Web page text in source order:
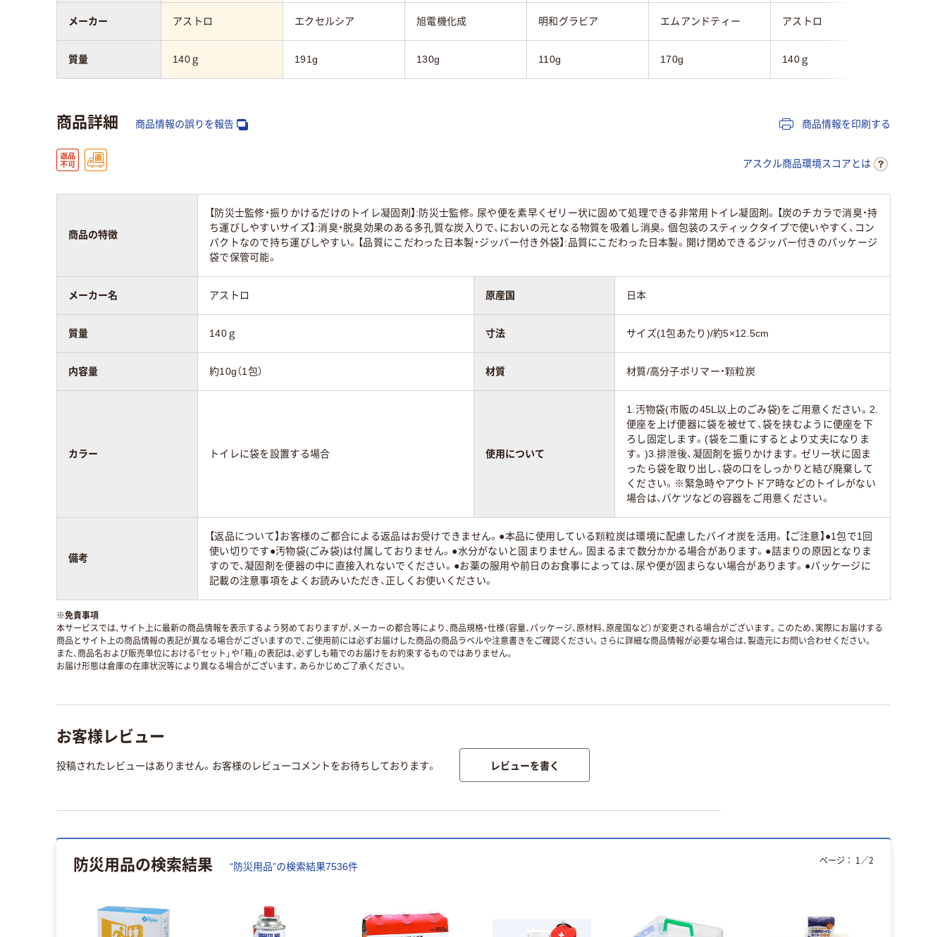
アストロ エクセルシア 旭電機化成 明和グラビア エムアンドティー アストロ
140ｇ 191g 130g 110g 170g 140ｇ
メーカー
質量
商品詳細 商品情報の誤りを報告 商品情報を印刷する
アスクル商品環境スコアとは
商品の特徴
【防災士監修・振りかけるだけのトイレ凝固剤】:防災士監修。尿や便を素早くゼリー状に固めて処理できる非常用トイレ凝固剤。【炭のチカラで消臭・持
ち運びしやすいサイズ】:消臭・脱臭効果のある多孔質な炭入りで、においの元となる物質を吸着し消臭。個包装のスティックタイプで使いやすく、コン
パクトなので持ち運びしやすい。【品質にこだわった日本製・ジッパー付き外袋】:品質にこだわった日本製。開け閉めできるジッパー付きのパッケージ
袋で保管可能。
メーカー名 アストロ 原産国 日本
質量 140ｇ 寸法 サイズ(1包あたり)/約5×12.5cm
内容量 約10g（1包） 材質 材質/高分子ポリマー・顆粒炭
カラー トイレに袋を設置する場合 使用について
1.汚物袋(市販の45L以上のごみ袋)をご用意ください。2.
便座を上げ便器に袋を被せて、袋を挟むように便座を下
ろし固定します。(袋を二重にするとより丈夫になりま
す。)3.排泄後、凝固剤を振りかけます。ゼリー状に固ま
ったら袋を取り出し、袋の口をしっかりと結び廃棄して
ください。※緊急時やアウトドア時などのトイレがない
場合は、バケツなどの容器をご用意ください。
備考
【返品について】お客様のご都合による返品はお受けできません。●本品に使用している顆粒炭は環境に配慮したバイオ炭を活用。【ご注意】●1包で1回
使い切りです●汚物袋(ごみ袋)は付属しておりません。●水分がないと固まりません。固まるまで数分かかる場合があります。●詰まりの原因となりま
すので、凝固剤を便器の中に直接入れないでください。●お薬の服用や前日のお食事によっては、尿や便が固まらない場合があります。●パッケージに
記載の注意事項をよくお読みいただき、正しくお使いください。
※免責事項
本サービスでは、サイト上に最新の商品情報を表示するよう努めておりますが、メーカーの都合等により、商品規格・仕様（容量、パッケージ、原材料、原産国など）が変更される場合がございます。このため、実際にお届けする
商品とサイト上の商品情報の表記が異なる場合がございますので、ご使用前には必ずお届けした商品の商品ラベルや注意書きをご確認ください。さらに詳細な商品情報が必要な場合は、製造元にお問い合わせください。
また、商品名および販売単位における「セット」や「箱」の表記は、必ずしも箱でのお届けをお約束するものではありません。
お届け形態は倉庫の在庫状況等により異なる場合がございます。あらかじめご了承ください。
お客様レビュー
投稿されたレビューはありません。お客様のレビューコメントをお待ちしております。 レビューを書く
防災用品の検索結果 “防災用品”の検索結果7536件
ページ： 1 ／2